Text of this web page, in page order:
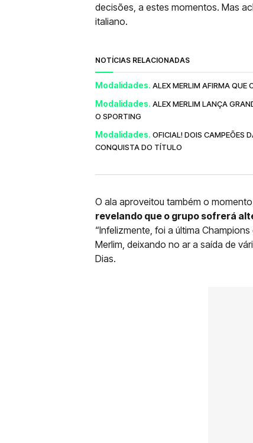
decisões, a estes momentos. Mas
italiano.
NOTÍCIAS RELACIONADAS
Modalidades. ALEX MERLIM AFIRMA QUE
Modalidades. ALEX MERLIM LANÇA
O SPORTING
Modalidades. OFICIAL! DOIS CAMPEÕES
CONQUISTA DO TÍTULO
O ala aproveitou também o
revelando que o grupo sofrerá
“Infelizmente, foi a última
Merlim, deixando no ar a saída de
Dias.